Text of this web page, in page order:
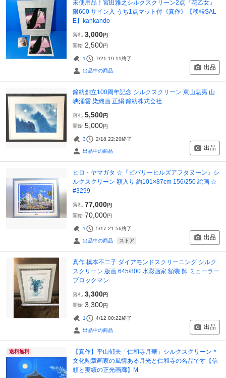
未使用品！宮田雅之シルクスクリーン2点『花乙女』
限600 サイン入 うち1点マット付《真作》【移転SAL
E】kankando
落札 3,000円
開始 2,500円
1 7/21 19:11終了
出品中の商品 出品
鐘紡創立100周年記念 シルクスクリーン 東山魁夷 山
峡涌雲 染織画 正絹 鐘紡株式会社
落札 5,500円
開始 5,000円
3 2/18 22:20終了
出品中の商品 出品
ヒロ・ヤマガタ ☆『ビバリーヒルズアフタヌーン』シ
ルクスクリーン 額入り 約101×87cm 156/250 絵画 ☆
#3299
落札 77,000円
開始 70,000円
1 5/17 21:56終了
出品中の商品 ストア 出品
真作 橋本不二子 ダイアモンドスクリーニング シルク
スクリーン 版画 645/800 水彩画家 額装 師:ミューラー
ブロックマン
落札 3,300円
開始 3,300円
1 4/12 00:22終了
出品中の商品 出品
送料無料
【真作】平山郁夫「仁和寺月華」シルクスクリーン＊
文化勲章画家の風情ある月光と仁和寺の名品です【信
頼と実績の正光画廊】M